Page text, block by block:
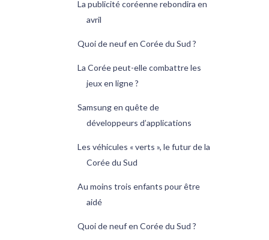
La publicité coréenne rebondira en
avril
Quoi de neuf en Corée du Sud ?
La Corée peut-elle combattre les
jeux en ligne ?
Samsung en quête de
développeurs d’applications
Les véhicules « verts », le futur de la
Corée du Sud
Au moins trois enfants pour être
aidé
Quoi de neuf en Corée du Sud ?